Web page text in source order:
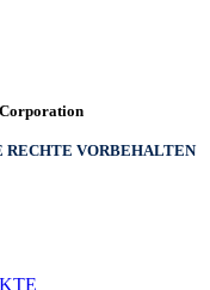
RECHTE VORBEHALTEN